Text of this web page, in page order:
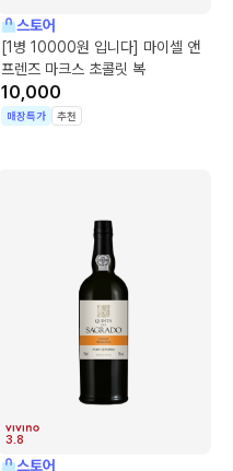
스토어
[1병 10000원 입니다] 마이셀 앤
프렌즈 마크스 초콜릿 복
10,000
매장특가 추천
3.8
스토어